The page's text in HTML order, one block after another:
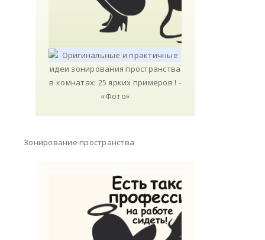
Зонирование пространства